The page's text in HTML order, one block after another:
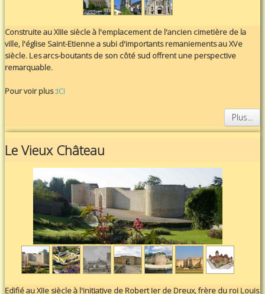
Construite au XIIIe siècle à l'emplacement de l'ancien cimetière de la
ville, l'église Saint-Etienne a subi d'importants remaniements au XVe
siècle. Les arcs-boutants de son côté sud offrent une perspective
remarquable.
Pour voir plus :ICI
Plus...
Le Vieux Château
Edifié au XIIe siècle à l'initiative de Robert Ier de Dreux, frère du roi Louis